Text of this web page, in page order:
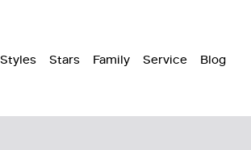
Styles Stars Family Service Blog